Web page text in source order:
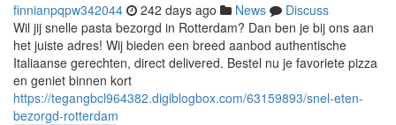
finnianpqpw342044 242 days ago News
Discuss
Wil jij snelle pasta bezorgd in Rotterdam? Dan ben je bij ons aan
het juiste adres! Wij bieden een breed aanbod authentische
Italiaanse gerechten, direct delivered. Bestel nu je favoriete pizza
en geniet binnen kort
https://tegangbcl964382.digiblogbox.com/63159893/snel-eten-
bezorgd-rotterdam